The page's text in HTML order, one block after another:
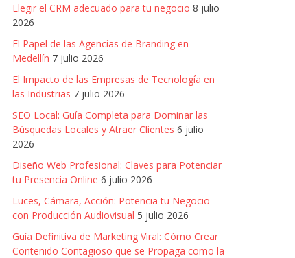
Elegir el CRM adecuado para tu negocio 8 julio
2026
El Papel de las Agencias de Branding en
Medellín 7 julio 2026
El Impacto de las Empresas de Tecnología en
las Industrias 7 julio 2026
SEO Local: Guía Completa para Dominar las
Búsquedas Locales y Atraer Clientes 6 julio
2026
Diseño Web Profesional: Claves para Potenciar
tu Presencia Online 6 julio 2026
Luces, Cámara, Acción: Potencia tu Negocio
con Producción Audiovisual 5 julio 2026
Guía Definitiva de Marketing Viral: Cómo Crear
Contenido Contagioso que se Propaga como la